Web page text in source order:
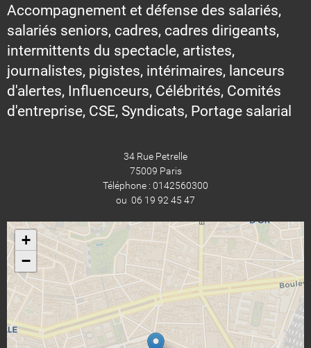
Accompagnement et défense des salariés,
salariés seniors, cadres, cadres dirigeants,
intermittents du spectacle, artistes,
journalistes, pigistes, intérimaires, lanceurs
d'alertes, Influenceurs, Célébrités, Comités
d'entreprise, CSE, Syndicats, Portage salarial
34 Rue Petrelle
75009 Paris
Téléphone : 0142560300
ou 06 19 92 45 47
+
−